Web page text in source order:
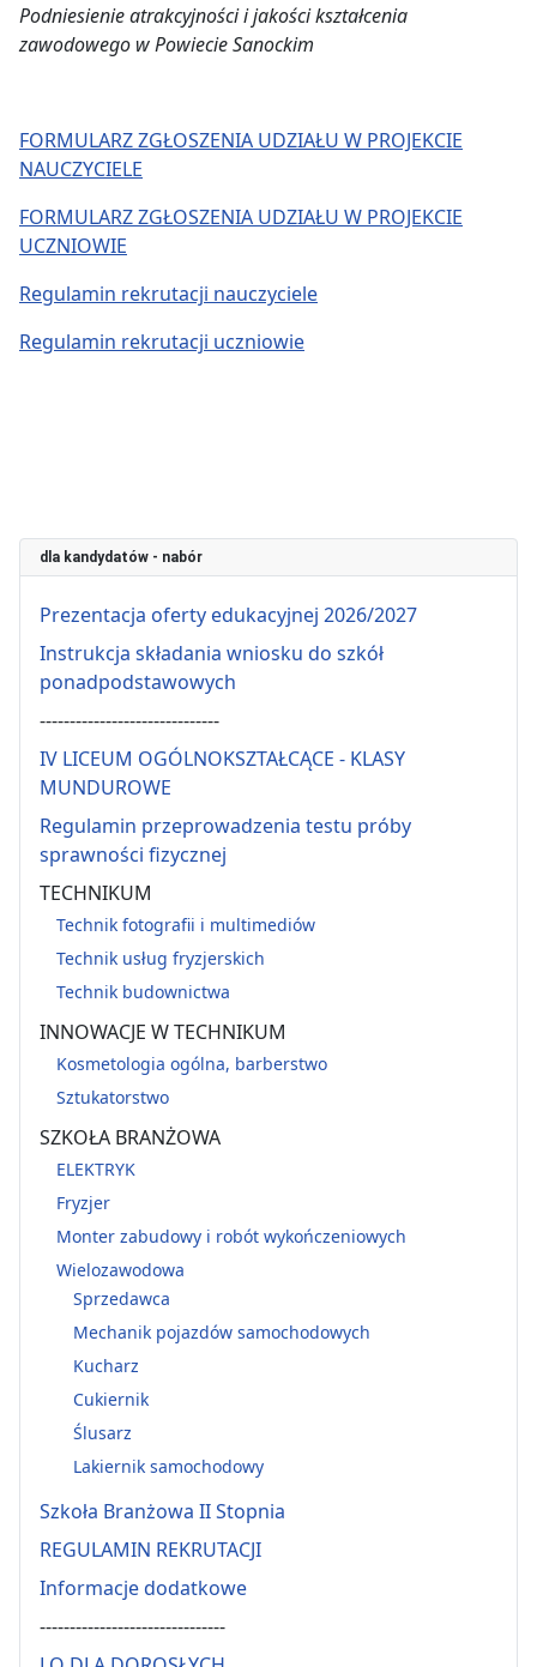
Podniesienie atrakcyjności i jakości kształcenia
zawodowego w Powiecie Sanockim
FORMULARZ ZGŁOSZENIA UDZIAŁU W PROJEKCIE
NAUCZYCIELE
FORMULARZ ZGŁOSZENIA UDZIAŁU W PROJEKCIE
UCZNIOWIE
Regulamin rekrutacji nauczyciele
Regulamin rekrutacji uczniowie
dla kandydatów - nabór
Prezentacja oferty edukacyjnej 2026/2027
Instrukcja składania wniosku do szkół
ponadpodstawowych
------------------------------
IV LICEUM OGÓLNOKSZTAŁCĄCE - KLASY
MUNDUROWE
Regulamin przeprowadzenia testu próby
sprawności fizycznej
TECHNIKUM
Technik fotografii i multimediów
Technik usług fryzjerskich
Technik budownictwa
INNOWACJE W TECHNIKUM
Kosmetologia ogólna, barberstwo
Sztukatorstwo
SZKOŁA BRANŻOWA
ELEKTRYK
Fryzjer
Monter zabudowy i robót wykończeniowych
Wielozawodowa
Sprzedawca
Mechanik pojazdów samochodowych
Kucharz
Cukiernik
Ślusarz
Lakiernik samochodowy
Szkoła Branżowa II Stopnia
REGULAMIN REKRUTACJI
Informacje dodatkowe
-------------------------------